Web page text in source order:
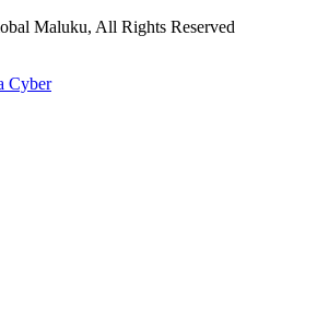
Maluku, All Rights Reserved
Cyber